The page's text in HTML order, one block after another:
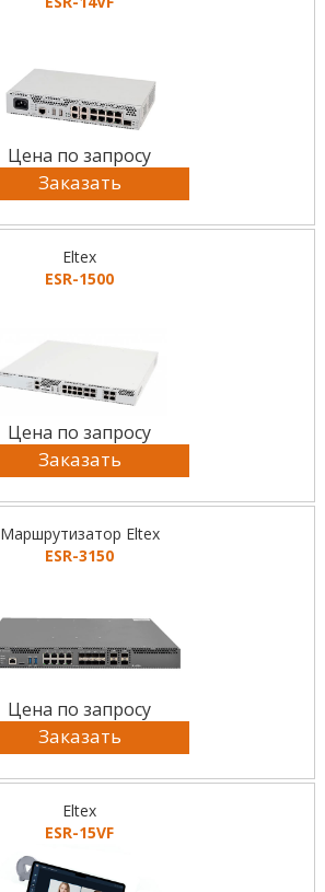
Цена по запросу
Заказать
Eltex
ESR-1500
Цена по запросу
Заказать
Маршрутизатор Eltex
ESR-3150
Цена по запросу
Заказать
Eltex
ESR-15VF